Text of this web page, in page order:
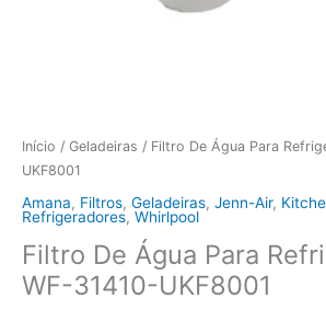
Início / Geladeiras / Filtro De Água Para
UKF8001
Amana, Filtros, Geladeiras, Jenn-Air,
Refrigeradores, Whirlpool
Filtro De Água Para
WF-31410-UKF8001